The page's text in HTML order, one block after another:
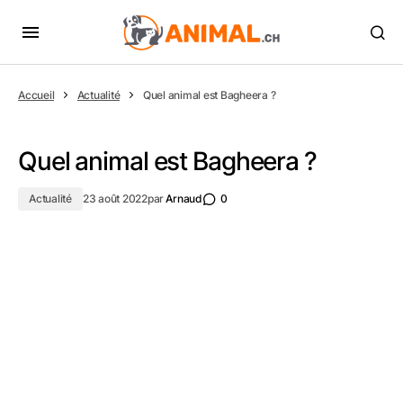
Accueil Actualité Quel animal est Bagheera ?
Quel animal est Bagheera ?
Actualité 23 août 2022parArnaud 0